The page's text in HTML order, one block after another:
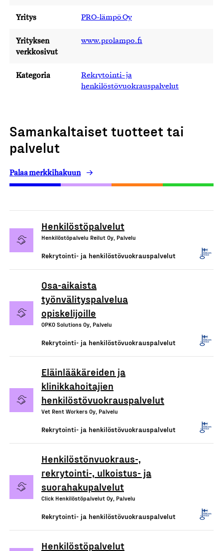
Yritys PRO-lämpö Oy
Yrityksen
verkkosivut
www.prolampo.fi
Kategoria
Rekrytointi- ja
henkilöstövuokrauspalvelut
Samankaltaiset tuotteet tai
palvelut
Palaa merkkihakuun
Henkilöstöpalvelut
Henkilöstöpalvelu Reilut Oy, Palvelu
Rekrytointi- ja henkilöstövuokrauspalvelut
Osa-aikaista
työnvälityspalvelua
opiskelijoille
OPKO Solutions Oy, Palvelu
Rekrytointi- ja henkilöstövuokrauspalvelut
Eläinlääkäreiden ja
klinikkahoitajien
henkilöstövuokrauspalvelut
Vet Rent Workers Oy, Palvelu
Rekrytointi- ja henkilöstövuokrauspalvelut
Henkilöstönvuokraus-,
rekrytointi-, ulkoistus- ja
suorahakupalvelut
Click Henkilöstöpalvelut Oy, Palvelu
Rekrytointi- ja henkilöstövuokrauspalvelut
Henkilöstöpalvelut